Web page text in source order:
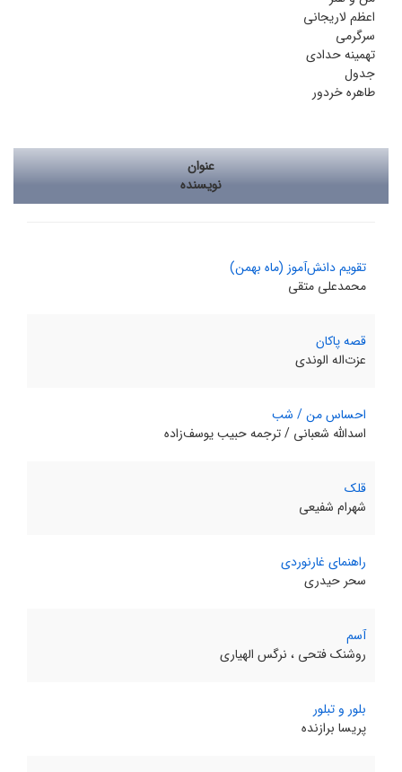
اعظم لاریجانی
سرگرمی
تهمینه حدادی
جدول
طاهره خردور
عنوان
نویسنده
تقویم دانش‌آموز (ماه بهمن)
محمدعلی متقی
قصه پاکان
عزت‌اله الوندی
احساس من / شب
اسدالله شعبانی / ترجمه حبیب یوسف‌زاده
قلک
شهرام شفیعی
راهنمای غارنوردی
سحر حیدری
آسم
روشنک فتحی ، نرگس الهیاری
بلور و تبلور
پریسا برازنده